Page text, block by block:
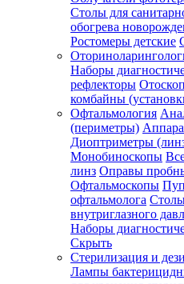
Столы для
обогрева
Ростомеры детские
Наборы
рефлекторы
комбайны
Офтальмология
(периметры)
Диоптриметры
Монобиноскопы
линз Оправы
Офтальмоскопы
офтальмолога
внутриглазного
Наборы
Скрыть
Стерилизация и
Лампы